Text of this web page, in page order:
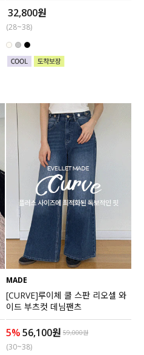
팬츠
스커트
언더웨어
32,800원
(28~38)
MADE
[CURVE]루이체 쿨 스판 리오셀 와
이드 부츠컷 데님팬츠
5%56,100원 59,000원
(30~38)